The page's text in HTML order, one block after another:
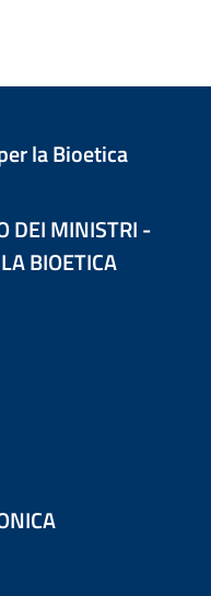
la Bioetica
DEI MINISTRI -
BIOETICA